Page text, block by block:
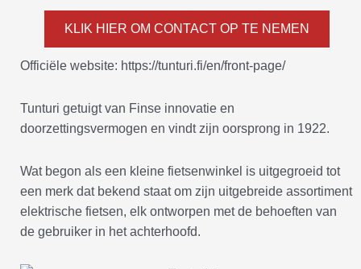
KLIK HIER OM CONTACT OP TE NEMEN
Officiële website: https://tunturi.fi/en/front-page/
Tunturi getuigt van Finse innovatie en
doorzettingsvermogen en vindt zijn oorsprong in 1922.
Wat begon als een kleine fietsenwinkel is uitgegroeid tot
een merk dat bekend staat om zijn uitgebreide assortiment
elektrische fietsen, elk ontworpen met de behoeften van
de gebruiker in het achterhoofd.